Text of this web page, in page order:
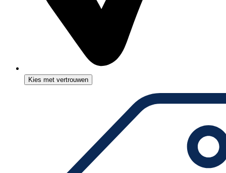
Kies met vertrouwen